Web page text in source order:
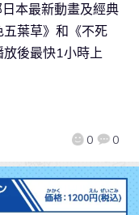
0 0
本最新動畫及經典
葉草》和《不死
後最快1小時上